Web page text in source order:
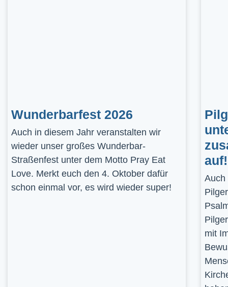
Wunderbarfest 2026
Auch in diesem Jahr veranstalten wir
wieder unser großes Wunderbar-
Straßenfest unter dem Motto Pray Eat
Love. Merkt euch den 4. Oktober dafür
schon einmal vor, es wird wieder super!
auf!
Auch
mit